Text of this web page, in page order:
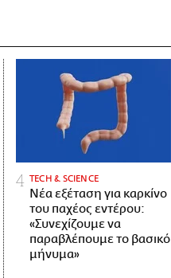
ΤECH & SCIENCE
Νέα εξέταση για καρκίνο
του παχέος εντέρου:
«Συνεχίζουμε να
παραβλέπουμε το βασικό
μήνυμα»